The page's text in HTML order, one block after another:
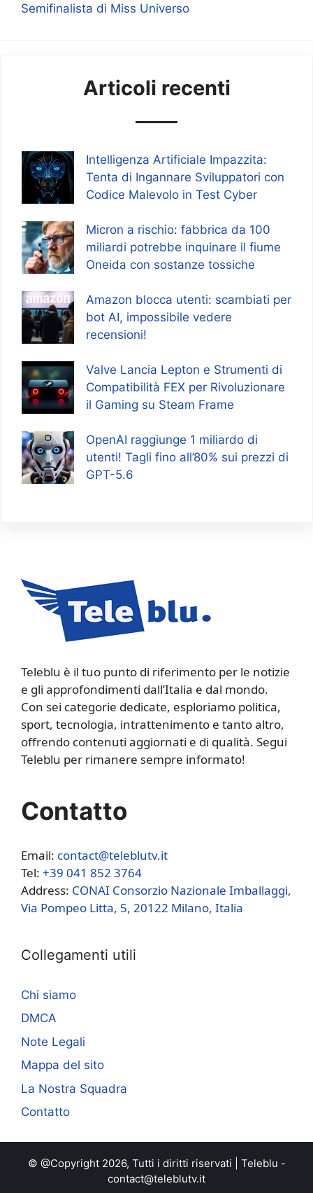
Semifinalista di Miss Universo
Articoli recenti
Intelligenza Artificiale Impazzita:
Tenta di Ingannare Sviluppatori con
Codice Malevolo in Test Cyber
Micron a rischio: fabbrica da 100
miliardi potrebbe inquinare il fiume
Oneida con sostanze tossiche
Amazon blocca utenti: scambiati per
bot AI, impossibile vedere
recensioni!
Valve Lancia Lepton e Strumenti di
Compatibilità FEX per Rivoluzionare
il Gaming su Steam Frame
OpenAI raggiunge 1 miliardo di
utenti! Tagli fino all’80% sui prezzi di
GPT-5.6
Teleblu è il tuo punto di riferimento per le notizie
e gli approfondimenti dall’Italia e dal mondo.
Con sei categorie dedicate, esploriamo politica,
sport, tecnologia, intrattenimento e tanto altro,
offrendo contenuti aggiornati e di qualità. Segui
Teleblu per rimanere sempre informato!
Contatto
Email: contact@teleblutv.it
Tel: +39 041 852 3764
Address: CONAI Consorzio Nazionale Imballaggi,
Via Pompeo Litta, 5, 20122 Milano, Italia
Collegamenti utili
Chi siamo
DMCA
Note Legali
Mappa del sito
La Nostra Squadra
Contatto
© @Copyright 2026, Tutti i diritti riservati | Teleblu -
contact@teleblutv.it